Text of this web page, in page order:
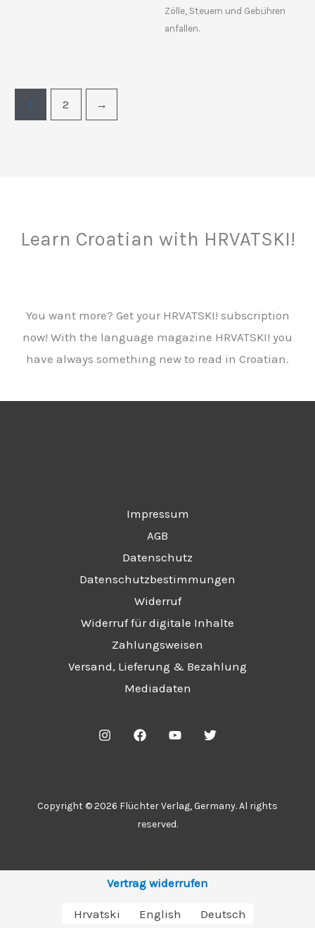
Zölle, Steuern und Gebühren
anfallen.
1 2 →
Learn Croatian with HRVATSKI!
You want more? Get your HRVATSKI! subscription
now! With the language magazine HRVATSKI! you
have always something new to read in Croatian.
Impressum
AGB
Datenschutz
Datenschutzbestimmungen
Widerruf
Widerruf für digitale Inhalte
Zahlungsweisen
Versand, Lieferung & Bezahlung
Mediadaten
Copyright © 2026 Flüchter Verlag, Germany. Al rights
reserved.
Vertrag widerrufen
Hrvatski English Deutsch